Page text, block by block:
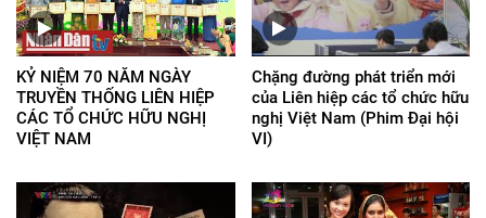
KỶ NIỆM 70 NĂM NGÀY
TRUYỀN THỐNG LIÊN HIỆP
CÁC TỔ CHỨC HỮU NGHỊ
VIỆT NAM
Chặng đường phát triển mới
của Liên hiệp các tổ chức hữu
nghị Việt Nam (Phim Đại hội
VI)